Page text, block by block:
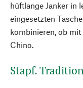
hüftlange Janker in
eingesetzten
kombinieren, ob
Chino.
Stapf.